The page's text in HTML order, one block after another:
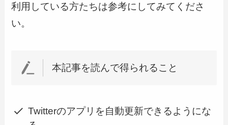
利用している方たちは参考にしてみてくださ
い。
本記事を読んで得られること
Twitterのアプリを自動更新できるようにな